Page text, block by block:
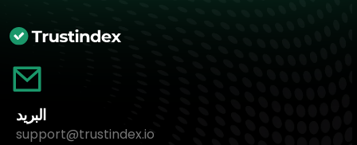
البريد
support@trustindex.io